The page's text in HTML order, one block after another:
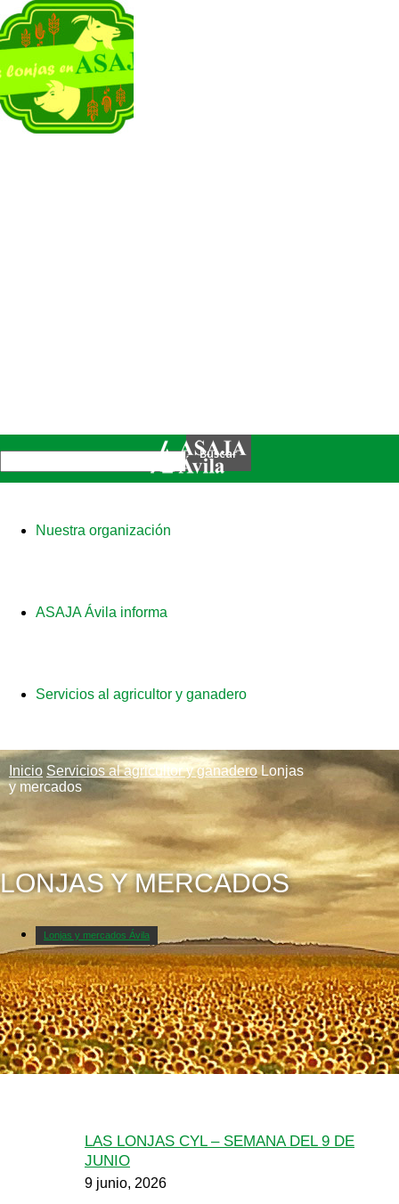
Nuestra organización
ASAJA Ávila informa
Servicios al agricultor y ganadero
Inicio Servicios al agricultor y ganadero Lonjas
y mercados
LONJAS Y MERCADOS
Lonjas y mercados Ávila
LAS LONJAS CYL – SEMANA DEL 9 DE
JUNIO
9 junio, 2026